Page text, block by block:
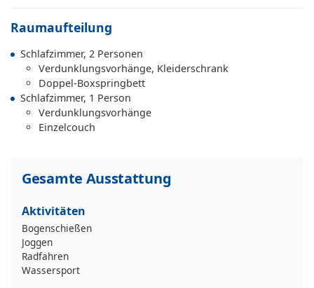
Raumaufteilung
Schlafzimmer, 2 Personen
Verdunklungsvorhänge, Kleiderschrank
Doppel-Boxspringbett
Schlafzimmer, 1 Person
Verdunklungsvorhänge
Einzelcouch
Gesamte Ausstattung
Aktivitäten
Bogenschießen
Joggen
Radfahren
Wassersport